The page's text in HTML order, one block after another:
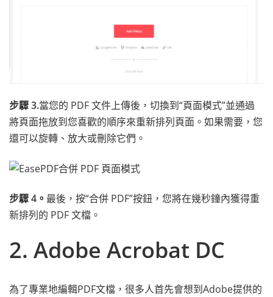
步驟 3.當您的 PDF 文件上傳後，切換到“頁面模式”並通過
將頁面拖放到您喜歡的順序來重新排列頁面。如果需要，您
還可以旋轉、放大或刪除它們。
步驟 4。 最後，按“合併 PDF”按鈕，您將在幾秒鐘內獲得重
新排列的 PDF 文檔。
2. Adobe Acrobat DC
為了專業地編輯PDF文檔，很多人首先會想到Adobe提供的